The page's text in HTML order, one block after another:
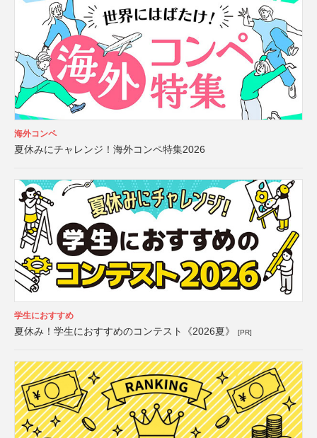
海外コンペ
夏休みにチャレンジ！海外コンペ特集2026
学生におすすめ
夏休み！学生におすすめのコンテスト《2026夏》 [PR]